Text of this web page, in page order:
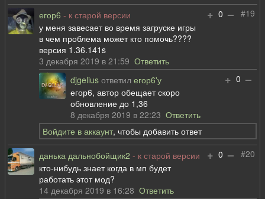
#19
+ 0 –
егор6 - к старой версии
у меня завесает во время загруске игры
в чем проблема может кто помочь????
версия 1.36.141s
3 декабря 2019 в 21:59Ответить
+ 0 –
djgelius ответилегор6'у
егор6, автор обещает скоро
обновление до 1,36
8 декабря 2019 в 22:23Ответить
Войдите в аккаунт, чтобы добавить ответ
#20
+ 0 –
данька дальнобойщик2 - к старой версии
кто-нибудь знает когда в мп будет
работать этот мод?
14 декабря 2019 в 16:28Ответить